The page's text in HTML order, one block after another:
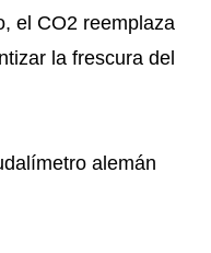
el CO2 reemplaza
la frescura del
alemán